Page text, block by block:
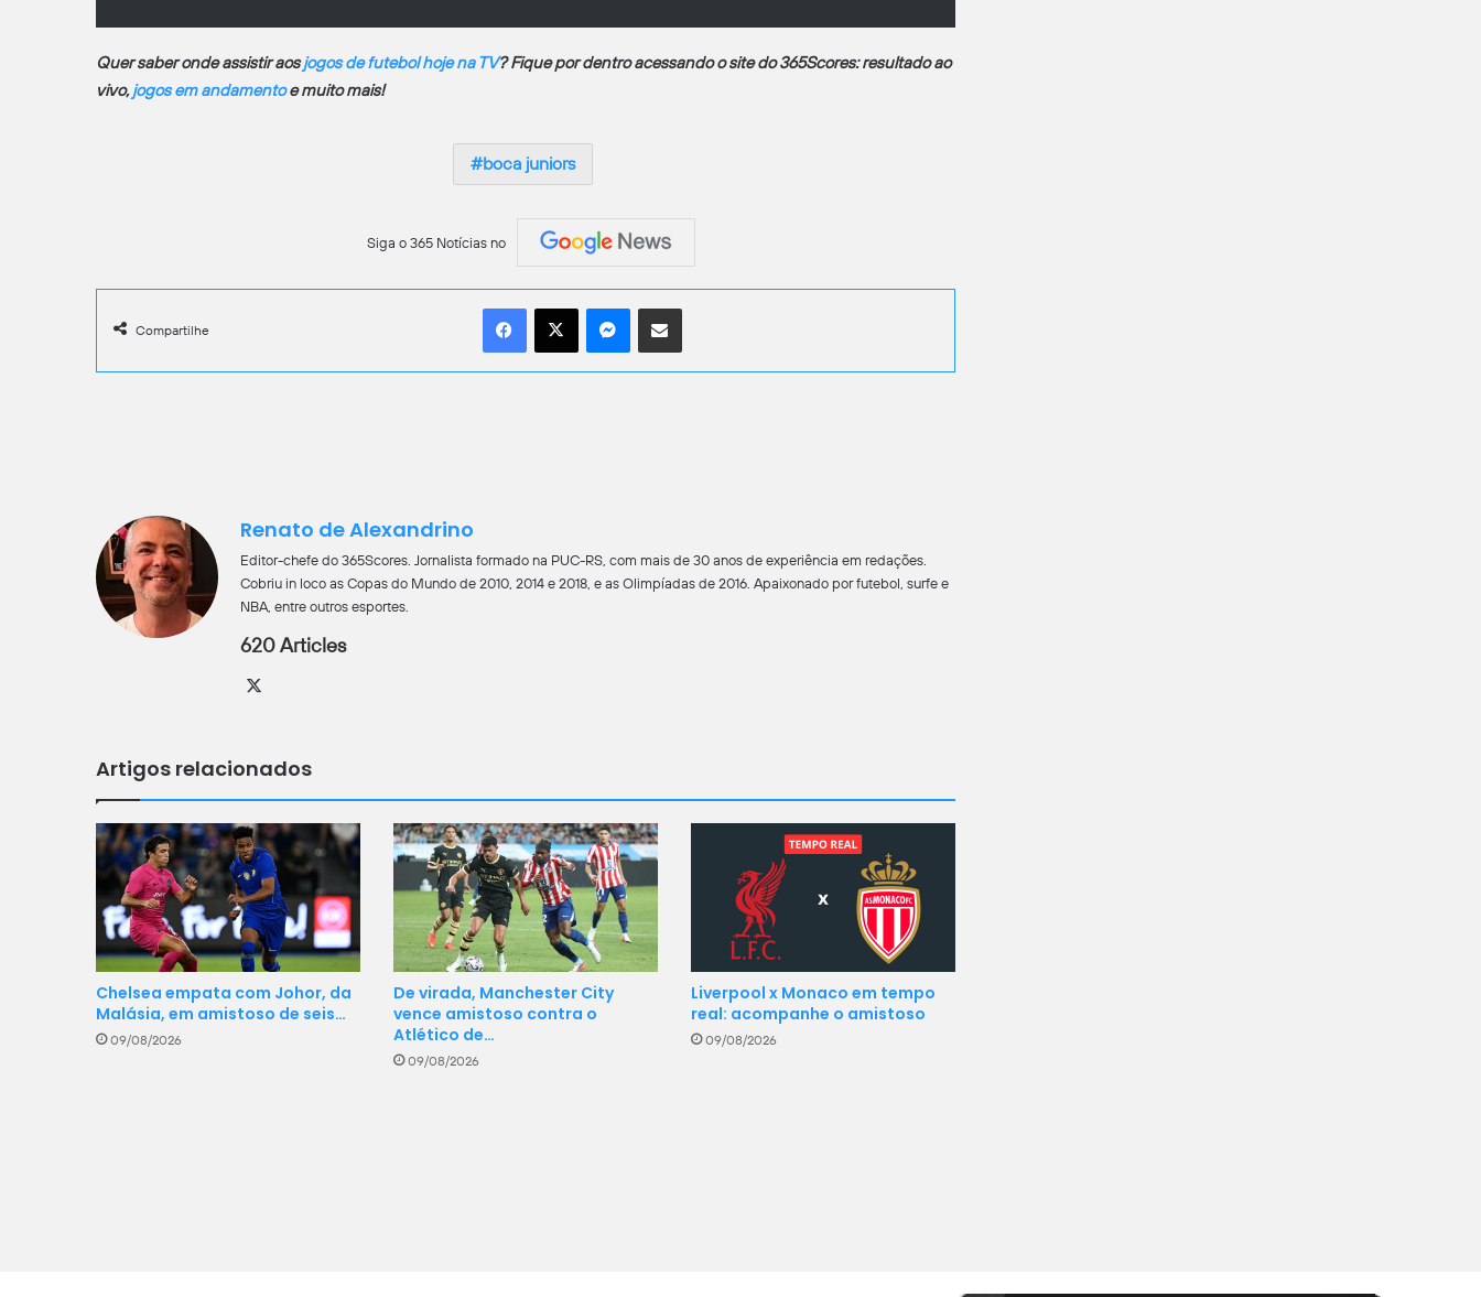
Quer saber onde assistir aosjogos de futebol hoje na TV? Fique por dentro acessando o site do 365Scores: resultado ao
vivo,jogos em andamentoe muito mais!
boca juniors
Siga o 365 Notícias no
Compartilhe
Facebook
X MessengerCompartilhar por e-mail
Renato de Alexandrino
Editor-chefe do 365Scores. Jornalista formado na PUC-RS, com mais de 30 anos de experiência em redações.
Cobriu in loco as Copas do Mundo de 2010, 2014 e 2018, e as Olimpíadas de 2016. Apaixonado por futebol, surfe e
NBA, entre outros esportes.
620 Articles
Artigos relacionados
Chelsea empata com Johor, da
Malásia, em amistoso de seis…
09/08/2026
De virada, Manchester City
vence amistoso contra o
Atlético de…
09/08/2026
Liverpool x Monaco em tempo
real: acompanhe o amistoso
09/08/2026